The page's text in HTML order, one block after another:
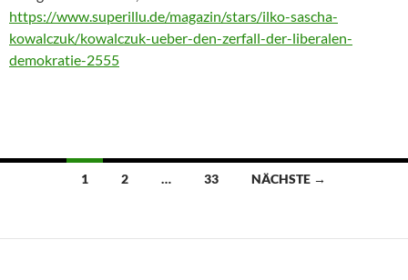
https://www.superillu.de/magazin/stars/ilko-sascha-
kowalczuk/kowalczuk-ueber-den-zerfall-der-liberalen-
demokratie-2555
Beitragsnavigation
1 2 … 33 NÄCHSTE →